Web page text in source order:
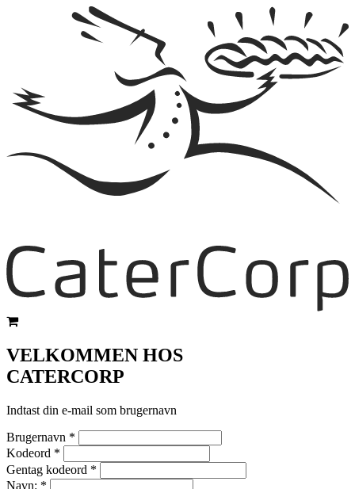
VELKOMMEN HOS
CATERCORP
Indtast din e-mail som brugernavn
Brugernavn *
Kodeord *
Gentag kodeord *
Navn: *